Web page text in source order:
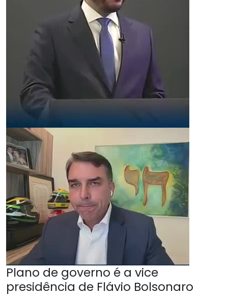
Plano de governo é a vice
presidência de Flávio Bolsonaro